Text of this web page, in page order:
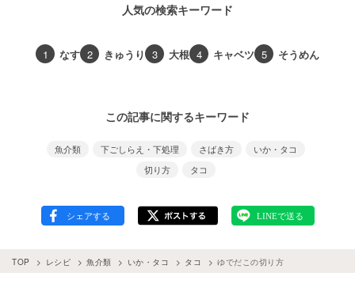
人気の検索キーワード
1 なす 2 きゅうり 3 大根 4 キャベツ 5 そうめん
この記事に関するキーワード
魚介類 下ごしらえ・下処理 さばき方
いか・タコ
切り方
タコ
TOP レシピ 魚介類 いか・タコ タコ ゆでだこの切り方